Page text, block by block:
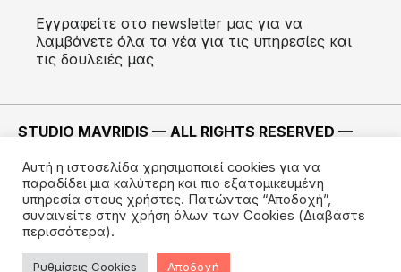
Εγγραφείτε στο newsletter μας για να
λαμβάνετε όλα τα νέα για τις υπηρεσίες και
τις δουλειές μας
STUDIO MAVRIDIS — ALL RIGHTS RESERVED —
ΚΑΤΑΣΚΕΥΗ —IMODE
Αυτή η ιστοσελίδα χρησιμοποιεί cookies για να
παραδίδει μια καλύτερη και πιο εξατομικευμένη
υπηρεσία στους χρήστες. Πατώντας “Αποδοχή”,
συναινείτε στην χρήση όλων των Cookies (Διαβάστε
περισσότερα).
Ρυθμίσεις Cookies Αποδοχή